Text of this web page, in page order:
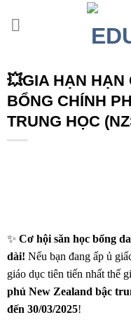
💥GIA HẠN HẠN
BỔNG CHÍNH
TRUNG HỌC
✨ Cơ hội săn học bổng
dài! Nếu bạn đang ấp ủ
giáo dục tiên tiến nhất thế
phủ New Zealand bậc
đến 30/03/2025!